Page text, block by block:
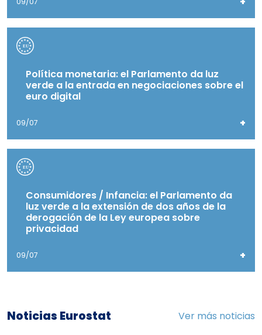
Política monetaria: el Parlamento da luz
verde a la entrada en negociaciones sobre el
euro digital
09/07 +
Consumidores / Infancia: el Parlamento da
luz verde a la extensión de dos años de la
derogación de la Ley europea sobre
privacidad
09/07 +
Noticias Eurostat Ver más noticias